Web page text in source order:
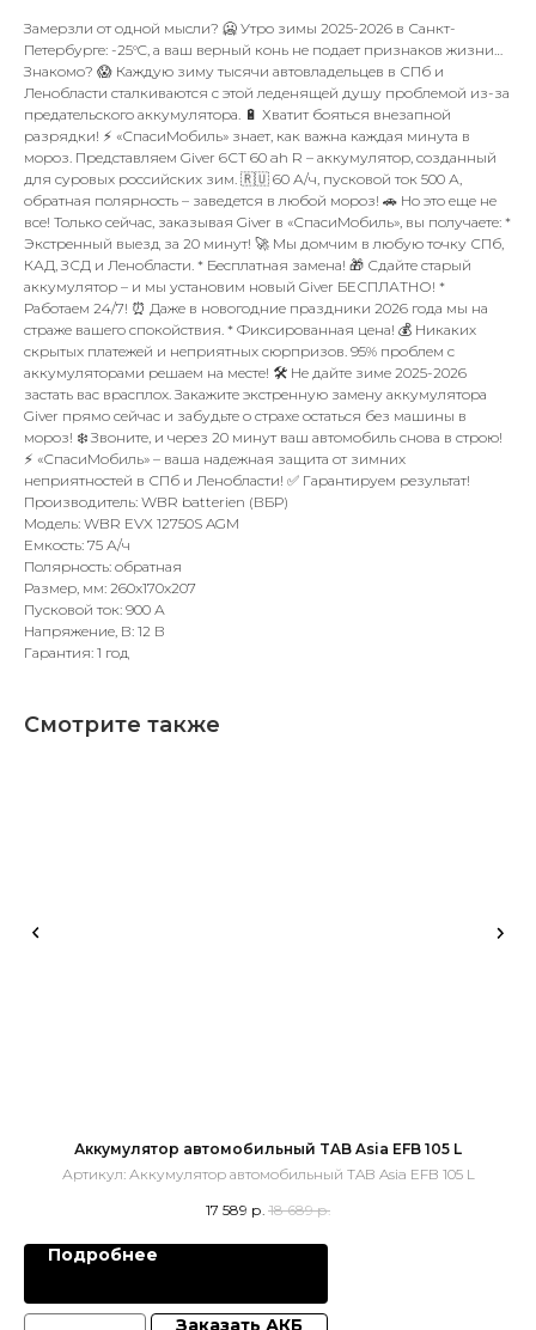
Замерзли от одной мысли? 🥶 Утро зимы 2025-2026 в Санкт-
Петербурге: -25°C, а ваш верный конь не подает признаков жизни…
Знакомо? 😱 Каждую зиму тысячи автовладельцев в СПб и
Ленобласти сталкиваются с этой леденящей душу проблемой из-за
предательского аккумулятора. 🔋 Хватит бояться внезапной
разрядки! ⚡ «СпасиМобиль» знает, как важна каждая минута в
мороз. Представляем Giver 6СТ 60 ah R – аккумулятор, созданный
для суровых российских зим. 🇷🇺 60 А/ч, пусковой ток 500 А,
обратная полярность – заведется в любой мороз! 🚗 Но это еще не
все! Только сейчас, заказывая Giver в «СпасиМобиль», вы получаете: *
Экстренный выезд за 20 минут! 🚀 Мы домчим в любую точку СПб,
КАД, ЗСД и Ленобласти. * Бесплатная замена! 🎁 Сдайте старый
аккумулятор – и мы установим новый Giver БЕСПЛАТНО! *
Работаем 24/7! ⏰ Даже в новогодние праздники 2026 года мы на
страже вашего спокойствия. * Фиксированная цена! 💰 Никаких
скрытых платежей и неприятных сюрпризов. 95% проблем с
аккумуляторами решаем на месте! 🛠️ Не дайте зиме 2025-2026
застать вас врасплох. Закажите экстренную замену аккумулятора
Giver прямо сейчас и забудьте о страхе остаться без машины в
мороз! ❄️ Звоните, и через 20 минут ваш автомобиль снова в строю!
⚡ «СпасиМобиль» – ваша надежная защита от зимних
неприятностей в СПб и Ленобласти! ✅ Гарантируем результат!
Производитель: WBR batterien (ВБР)
Модель: WBR EVX 12750S AGM
Емкость: 75 А/ч
Полярность: обратная
Размер, мм: 260x170x207
Пусковой ток: 900 А
Напряжение, В: 12 В
Гарантия: 1 год
Смотрите также
Аккумулятор автомобильный TAB Asia EFB 105 L
Артикул: Аккумулятор автомобильный TAB Asia EFB 105 L
17 589 р. 18 689 р.
Подробнее
Заказать АКБ